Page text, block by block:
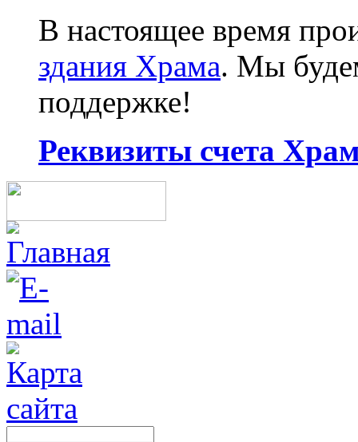
В настоящее время
здания Храма. Мы
поддержке!
Реквизиты счета